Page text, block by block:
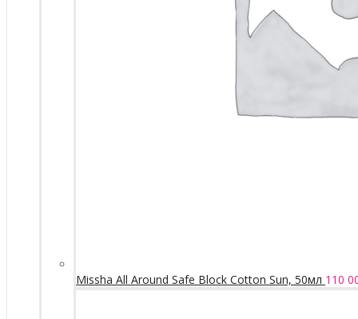
Missha All Around Safe Block Cotton Sun, 50мл 110